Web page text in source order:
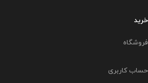
خرید
فروشگاه
حساب کاربری